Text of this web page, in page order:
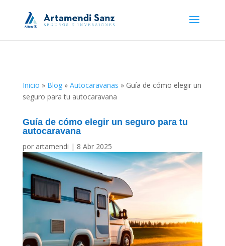
Inicio » Blog» Autocaravanas » Guía de cómo elegir un
seguro para tu autocaravana
Guía de cómo elegir un seguro para tu
autocaravana
por artamendi | 8 Abr 2025